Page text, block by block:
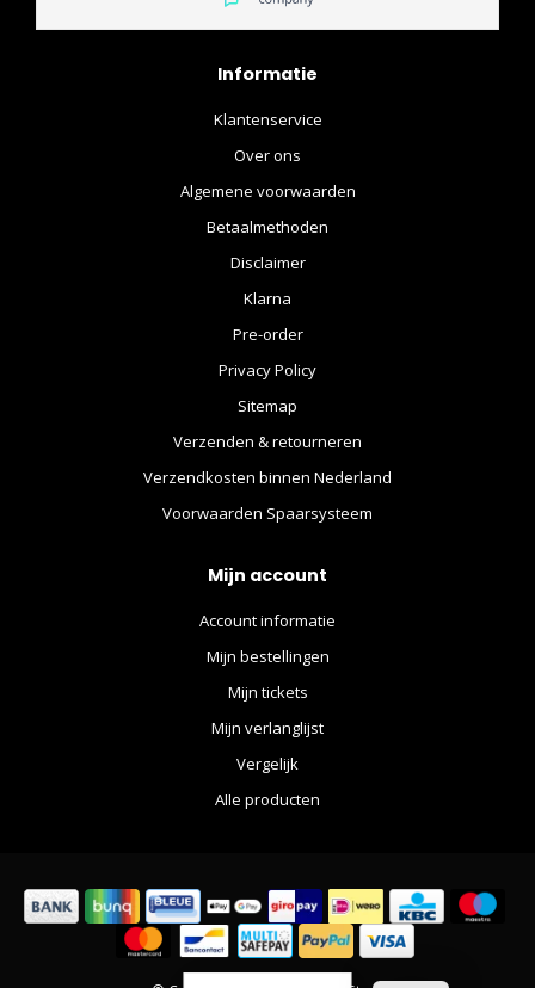
Informatie
Klantenservice
Over ons
Algemene voorwaarden
Betaalmethoden
Disclaimer
Klarna
Pre-order
Privacy Policy
Sitemap
Verzenden & retourneren
Verzendkosten binnen Nederland
Voorwaarden Spaarsysteem
Mijn account
Account informatie
Mijn bestellingen
Mijn tickets
Mijn verlanglijst
Vergelijk
Alle producten